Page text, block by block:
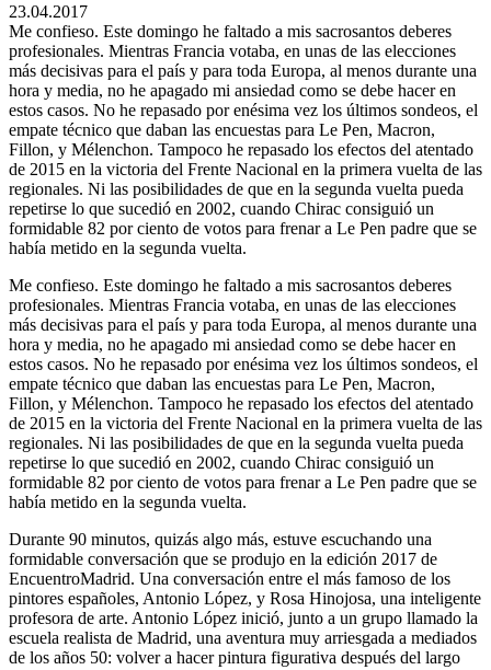
23.04.2017
Me confieso. Este domingo he faltado a mis sacrosantos deberes
profesionales. Mientras Francia votaba, en unas de las elecciones
más decisivas para el país y para toda Europa, al menos durante una
hora y media, no he apagado mi ansiedad como se debe hacer en
estos casos. No he repasado por enésima vez los últimos sondeos, el
empate técnico que daban las encuestas para Le Pen, Macron,
Fillon, y Mélenchon. Tampoco he repasado los efectos del atentado
de 2015 en la victoria del Frente Nacional en la primera vuelta de las
regionales. Ni las posibilidades de que en la segunda vuelta pueda
repetirse lo que sucedió en 2002, cuando Chirac consiguió un
formidable 82 por ciento de votos para frenar a Le Pen padre que se
había metido en la segunda vuelta.
Me confieso. Este domingo he faltado a mis sacrosantos deberes
profesionales. Mientras Francia votaba, en unas de las elecciones
más decisivas para el país y para toda Europa, al menos durante una
hora y media, no he apagado mi ansiedad como se debe hacer en
estos casos. No he repasado por enésima vez los últimos sondeos, el
empate técnico que daban las encuestas para Le Pen, Macron,
Fillon, y Mélenchon. Tampoco he repasado los efectos del atentado
de 2015 en la victoria del Frente Nacional en la primera vuelta de las
regionales. Ni las posibilidades de que en la segunda vuelta pueda
repetirse lo que sucedió en 2002, cuando Chirac consiguió un
formidable 82 por ciento de votos para frenar a Le Pen padre que se
había metido en la segunda vuelta.
Durante 90 minutos, quizás algo más, estuve escuchando una
formidable conversación que se produjo en la edición 2017 de
EncuentroMadrid. Una conversación entre el más famoso de los
pintores españoles, Antonio López, y Rosa Hinojosa, una inteligente
profesora de arte. Antonio López inició, junto a un grupo llamado la
escuela realista de Madrid, una aventura muy arriesgada a mediados
de los años 50: volver a hacer pintura figurativa después del largo